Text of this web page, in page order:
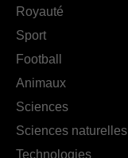
Royauté
Sport
Football
Animaux
Sciences
Sciences naturelles
Technologies